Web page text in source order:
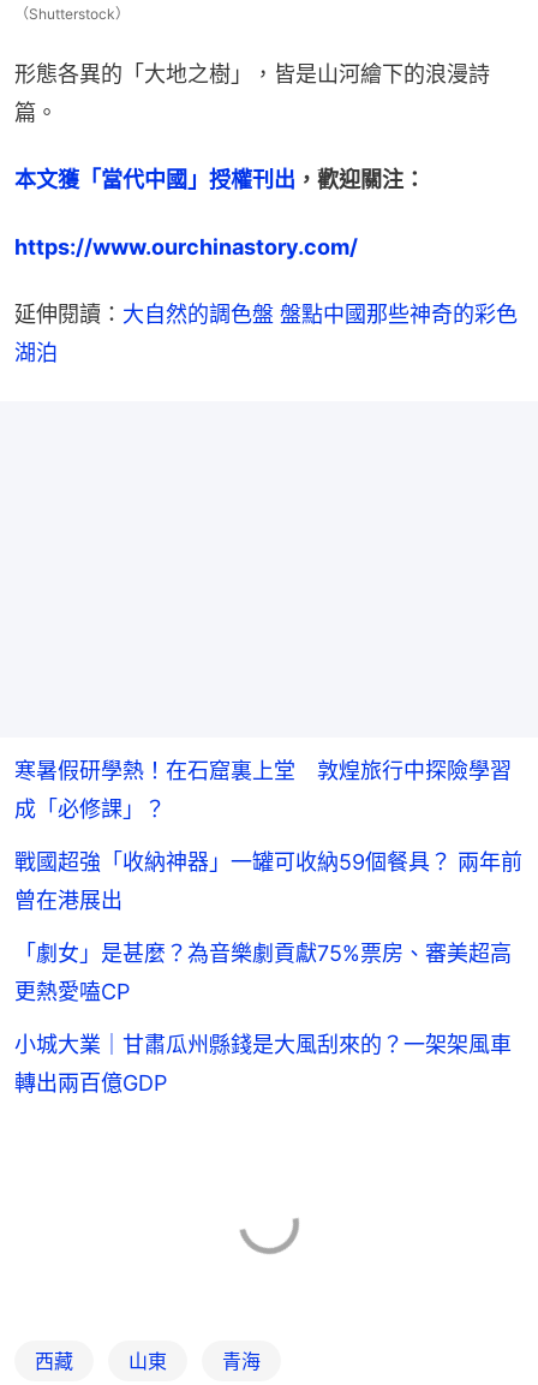
（Shutterstock）
形態各異的「大地之樹」，皆是山河繪下的浪漫詩
篇。
本文獲「當代中國」授權刊出 ，歡迎關注：
https://www.ourchinastory.com/
延伸閱讀： 大自然的調色盤 盤點中國那些神奇的彩色
湖泊
寒暑假研學熱！在石窟裏上堂 敦煌旅行中探險學習
成「必修課」？
戰國超強「收納神器」一罐可收納59個餐具？ 兩年前
曾在港展出
「劇女」是甚麼？為音樂劇貢獻75%票房、審美超高
更熱愛嗑CP
小城大業｜甘肅瓜州縣錢是大風刮來的？一架架風車
轉出兩百億GDP
西藏 山東 青海